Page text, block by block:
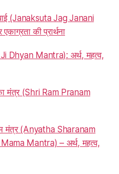
(Janaksuta Jag Janani
की प्रार्थना
Dhyan Mantra): अर्थ, महत्व,
मंत्र (Shri Ram Pranam
मंत्र (Anyatha Sharanam
Mantra) – अर्थ, महत्व,